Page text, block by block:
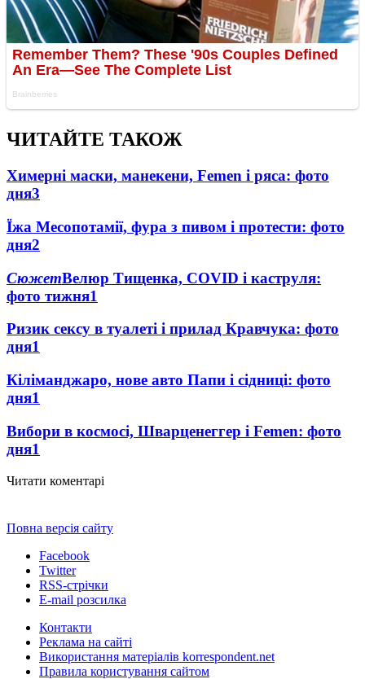
ЧИТАЙТЕ ТАКОЖ
Химерні маски, манекени, Femen і ряса: фото
дня3
Їжа Месопотамії, фура з пивом і протести: фото
дня2
СюжетВелюр Тищенка, COVID і каструля:
фото тижня1
Ризик сексу в туалеті і прилад Кравчука: фото
дня1
Кіліманджаро, нове авто Папи і сідниці: фото
дня1
Вибори в космосі, Шварценеггер і Femen: фото
дня1
Читати коментарі
Повна версія сайту
Facebook
Twitter
RSS-стрічки
E-mail розсилка
Контакти
Реклама на сайті
Використання матеріалів korrespondent.net
Правила користування сайтом